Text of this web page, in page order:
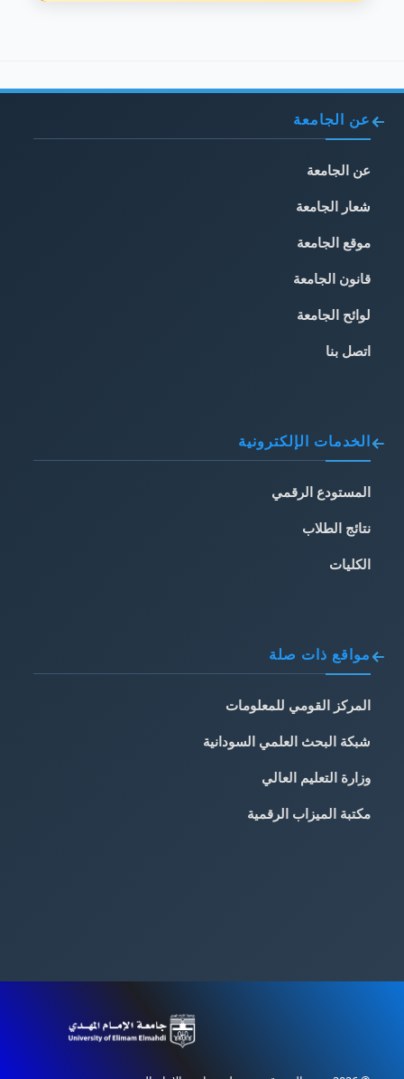
عن الجامعة
عن الجامعة
شعار الجامعة
موقع الجامعة
قانون الجامعة
لوائح الجامعة
اتصل بنا
الخدمات الإلكترونية
المستودع الرقمي
نتائج الطلاب
الكليات
مواقع ذات صلة
المركز القومي للمعلومات
شبكة البحث العلمي السودانية
وزارة التعليم العالي
مكتبة الميزاب الرقمية